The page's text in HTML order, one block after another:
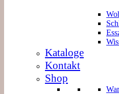
Kataloge
Kontakt
Shop